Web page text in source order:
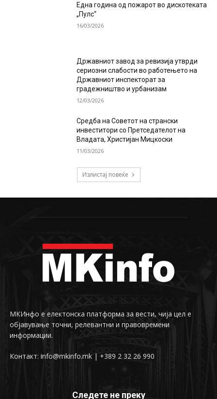
Една година од пожарот во дискотеката
„Пулс“
16/03/2026
Државниот завод за ревизија утврди
сериозни слабости во работењето на
Државниот инспекторат за
градежништво и урбанизам
12/03/2026
Средба на Советот на странски
инвеститори со Претседателот на
Владата, Христијан Мицкоски
11/03/2026
Излистај повеќе
МКИнфо е електонска платформа за вести, чија цел е
објавување точни, релевантни и правовремени
информации.
Контакт: info@mkinfo.mk | +389 2 32 26 990
Следете не преку